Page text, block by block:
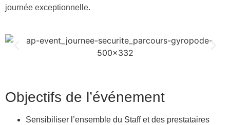
journée exceptionnelle.
Objectifs de l’événement
Sensibiliser l’ensemble du Staff et des prestataires